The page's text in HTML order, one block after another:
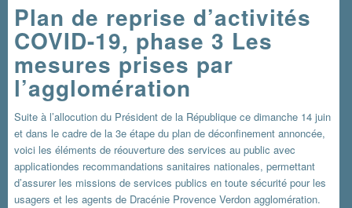
Plan de reprise d’activités
COVID-19, phase 3 Les
mesures prises par
l’agglomération
Suite à l’allocution du Président de la République ce dimanche 14 juin
et dans le cadre de la 3e étape du plan de déconfinement annoncée,
voici les éléments de réouverture des services au public avec
applicationdes recommandations sanitaires nationales, permettant
d’assurer les missions de services publics en toute sécurité pour les
usagers et les agents de Dracénie Provence Verdon agglomération.